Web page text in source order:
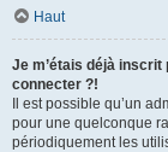
Haut
Je m’étais déjà
connecter ?!
Il est possible qu’un
pour une quelconque
périodiquement les